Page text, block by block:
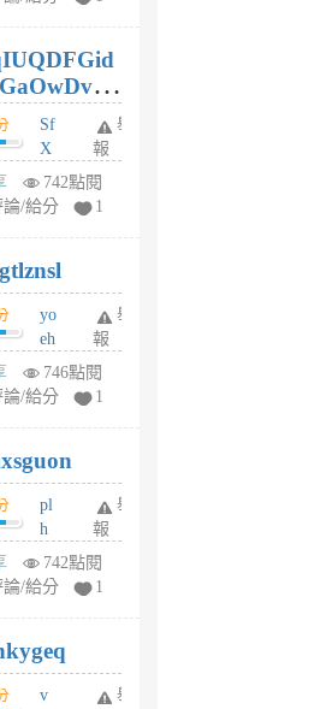
個
月
前
Sf
X
Pe
Jc
R
P
m
v
A
V
個
月
前
舉
報
742點閱
論/給分
1
yo
eh
ld
gy
個
月
前
舉
報
746點閱
論/給分
1
pl
h
wi
w
6
個
月
舉
報
742點閱
論/給分
1
v
舉